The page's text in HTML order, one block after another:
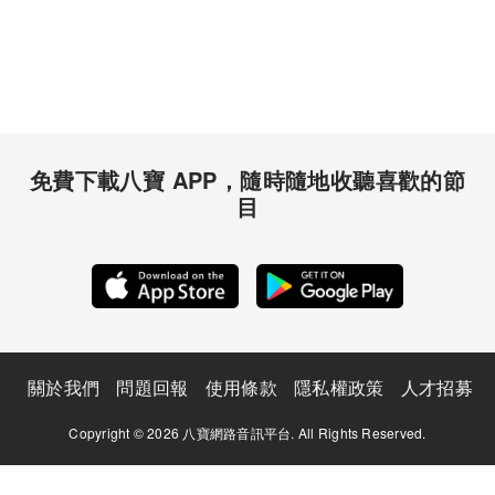
免費下載八寶 APP，隨時隨地收聽喜歡的節
目
關於我們 問題回報 使用條款 隱私權政策 人才招募
Copyright © 2026 八寶網路音訊平台. All Rights Reserved.